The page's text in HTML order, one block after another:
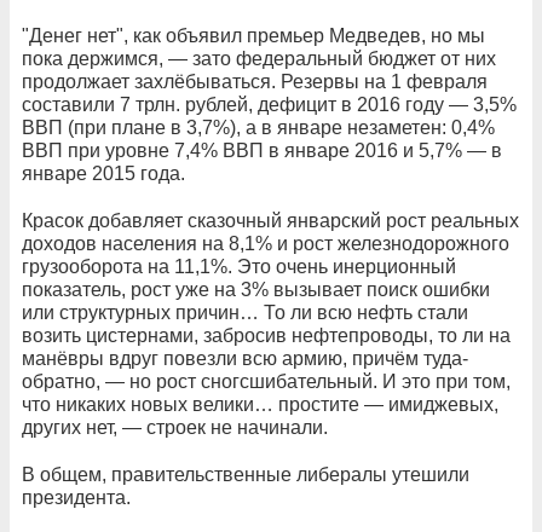
"Денег нет", как объявил премьер Медведев, но мы
пока держимся, — зато федеральный бюджет от них
продолжает захлёбываться. Резервы на 1 февраля
составили 7 трлн. рублей, дефицит в 2016 году — 3,5%
ВВП (при плане в 3,7%), а в январе незаметен: 0,4%
ВВП при уровне 7,4% ВВП в январе 2016 и 5,7% — в
январе 2015 года.
Красок добавляет сказочный январский рост реальных
доходов населения на 8,1% и рост железнодорожного
грузооборота на 11,1%. Это очень инерционный
показатель, рост уже на 3% вызывает поиск ошибки
или структурных причин… То ли всю нефть стали
возить цистернами, забросив нефтепроводы, то ли на
манёвры вдруг повезли всю армию, причём туда-
обратно, — но рост сногсшибательный. И это при том,
что никаких новых велики… простите — имиджевых,
других нет, — строек не начинали.
В общем, правительственные либералы утешили
президента.